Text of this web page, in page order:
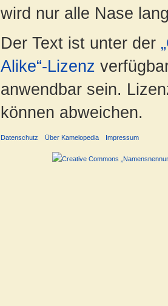
wird nur alle Nase
Der Text ist unter der
Alike“-Lizenz
anwendbar sein.
können abweichen.
Datenschutz Über Kamelopedia Impressum